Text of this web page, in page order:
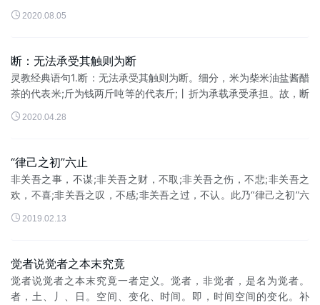
 2020.08.05
断：无法承受其触则为断
灵教经典语句1.断：无法承受其触则为断。细分，米为柴米油盐酱醋
茶的代表米;斤为钱两斤吨等的代表斤;丨折为承载承受承担。故，断
可为名词(断儿)、动词(使…断)、形容词(断的)、代词(该断)、单位量
词(一...
 2020.04.28
“律己之初”六止
非关吾之事，不谋;非关吾之财，不取;非关吾之伤，不悲;非关吾之
欢，不喜;非关吾之叹，不感;非关吾之过，不认。此乃“律己之初”六
止。见汝之过，吾内省;见汝之贤，吾思齐。此乃“律己之中”二雅。...
 2019.02.13
​觉者说觉者之本末究竟
觉者说觉者之本末究竟一者定义。觉者，非觉者，是名为觉者。
者，土、丿、日。空间、变化、时间。即，时间空间的变化。补